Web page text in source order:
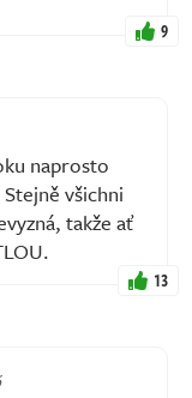
9
naprosto
všichni
takže ať
13